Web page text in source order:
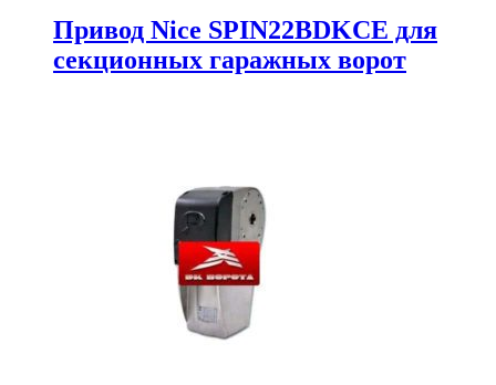
Привод Nice SPIN22BDKCE для
секционных гаражных ворот